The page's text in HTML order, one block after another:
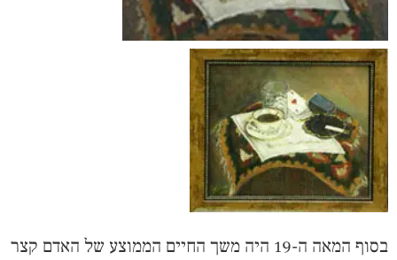
בסוף המאה ה-19 היה משך החיים הממוצע של האדם קצר